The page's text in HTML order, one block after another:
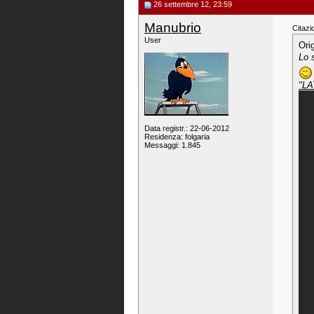
26 settembre 12, 23:59
Manubrio
User
Data registr.: 22-06-2012
Residenza: folgaria
Messaggi: 1.845
Lo